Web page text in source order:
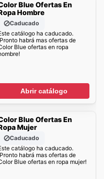
Blue Ofertas En
Hombre
Caducado
catálogo ha caducado.
habrá mas ofertas de
Blue ofertas en ropa
Abrir catálogo
Blue Ofertas En
Mujer
Caducado
catálogo ha caducado.
habrá mas ofertas de
Blue ofertas en ropa mujer!